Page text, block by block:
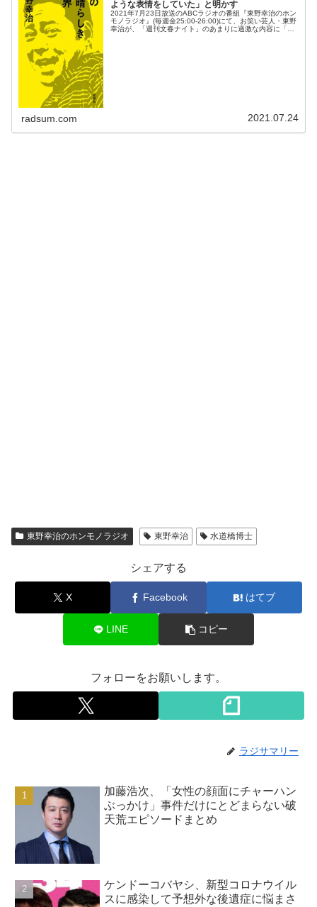
ような表情をしていた」と明かす
2021年7月23日放送のABCラジオの番組『東野幸治のホン
モノラジオ』(毎週金25:00-26:00)にて、お笑い芸人・東野
幸治が、「週刊文春ナイト」のあまりに過激な内容に「チ
radsum.com 2021.07.24
東野幸治のホンモノラジオ 東野幸治 水道橋博士
シェアする
X Facebook はてブ
LINE コピー
フォローをお願いします。
ラジサマリー
加藤浩次、「女性の顔面にチャーハン
ぶっかけ」事件だけにとどまらない破
天荒エピソードまとめ
ケンドーコバヤシ、新型コロナウイル
スに感染して予想外な後遺症に悩まさ